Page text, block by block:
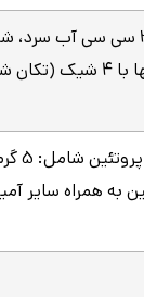
یک پیمانه گرد (32/5 گرم) را در 130 تا 200 سی
نوشیدنی مورد علاقه خود اضافه
دار) و 4 گرم گلوتامین به همراه